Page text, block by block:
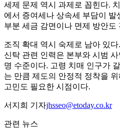
세제 문제 역시 과제로 꼽힌다.
에서 증여세나 상속세 부담이 발
부분 세금 감면이나 면제 방안도
조직 확대 역시 숙제로 남아 있
신탁 관련 인력은 본부와 시범
명 수준이다. 고령 치매 인구가
는 만큼 제도의 안정적 정착을
고민도 필요한 시점이다.
서지희 기자jhsseo@etoday.co.kr
관련 뉴스